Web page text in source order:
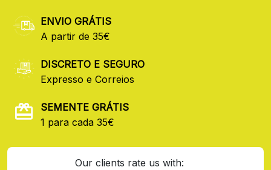
ENVIO GRÁTIS
A partir de 35€
DISCRETO E SEGURO
Expresso e Correios
SEMENTE GRÁTIS
1 para cada 35€
Our clients rate us with: